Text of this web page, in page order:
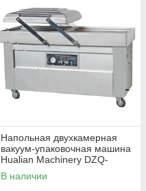
Напольная двухкамерная
вакуум-упаковочная машина
Hualian Machinery DZQ-
600/2SB SS нерж
В наличии